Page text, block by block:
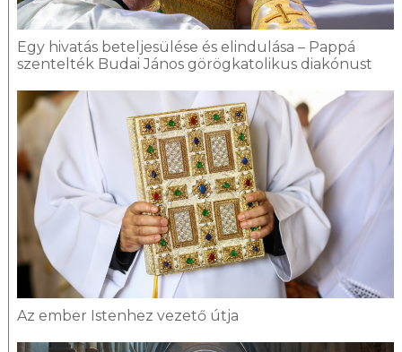
Egy hivatás beteljesülése és elindulása – Pappá
szentelték Budai János görögkatolikus diakónust
Az ember Istenhez vezető útja